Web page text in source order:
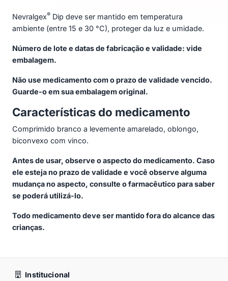
Nevralgex® Dip deve ser mantido em temperatura
ambiente (entre 15 e 30 °C), proteger da luz e umidade.
Número de lote e datas de fabricação e validade: vide
embalagem.
Não use medicamento com o prazo de validade vencido.
Guarde-o em sua embalagem original.
Características do medicamento
Comprimido branco a levemente amarelado, oblongo,
biconvexo com vinco.
Antes de usar, observe o aspecto do medicamento. Caso
ele esteja no prazo de validade e você observe alguma
mudança no aspecto, consulte o farmacêutico para saber
se poderá utilizá-lo.
Todo medicamento deve ser mantido fora do alcance das
crianças.
Institucional